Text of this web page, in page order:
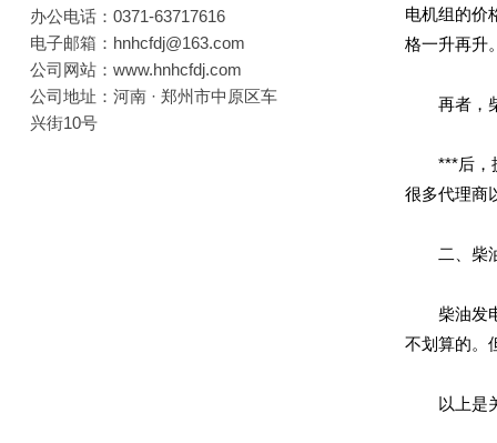
电机组的价
格一升再升
再者，柴
***后，提
很多代理商
二、柴油
柴油发电
不划算的。
以上是关
办公电话：0371-63717616
电子邮箱：hnhcfdj@163.com
公司网站：www.hnhcfdj.com
公司地址：河南 · 郑州市中原区车
兴街10号